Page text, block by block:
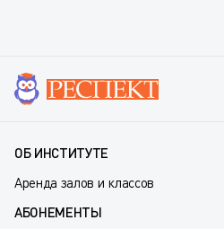
ОБ ИНСТИТУТЕ
Аренда залов и классов
АБОНЕМЕНТЫ